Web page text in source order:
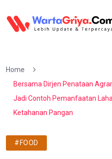
Home
Bersama Dirjen Penataan
Jadi Contoh Pemanfaatan
Ketahanan Pangan
#FOOD